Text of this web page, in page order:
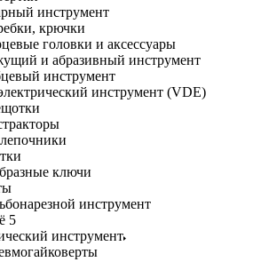
инструмент
крючки
головки и аксессуары
и абразивный инструмент
инструмент
инструмент (VDE)
ключи
инструмент
5
инструмент